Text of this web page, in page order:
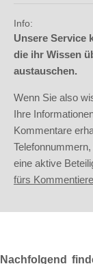
Info:
Unsere Service
die ihr Wissen
austauschen.
Wenn Sie also
Ihre
Kommentare
eine aktive
fürs
Nachfolgend